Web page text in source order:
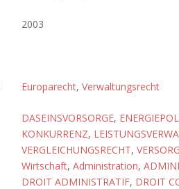
2003
Europarecht, Verwaltungsrecht
DASEINSVORSORGE,
KONKURRENZ,
VERGLEICHUNGSRECHT,
Wirtschaft, Administration,
DROIT ADMINISTRATIF, DROIT